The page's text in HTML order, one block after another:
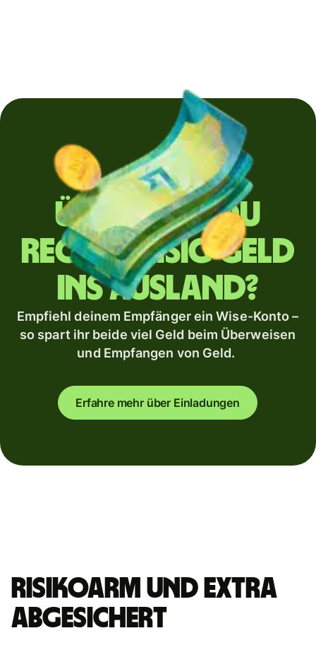
Überweist du
regelmäßig Geld
ins Ausland?
Empfiehl deinem Empfänger ein Wise-Konto –
so spart ihr beide viel Geld beim Überweisen
und Empfangen von Geld.
Erfahre mehr über Einladungen
Risikoarm und extra
abgesichert